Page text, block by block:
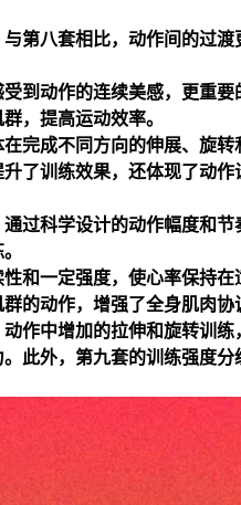
第八套相比，动作间的过
到动作的连续美感，更重
，提高运动效率。
完成不同方向的伸展、旋
了训练效果，还体现了动作
过科学设计的动作幅度和节
和一定强度，使心率保持
的动作，增强了全身肌肉协
作中增加的拉伸和旋转训
此外，第九套的训练强度